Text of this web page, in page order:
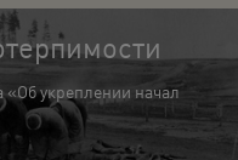
«Об укреплении начал